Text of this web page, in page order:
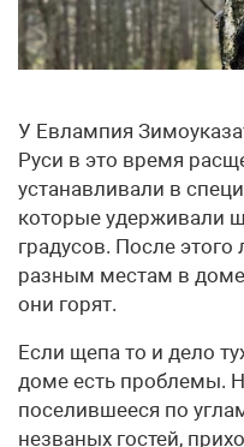
У Евлампия
Руси в это время
устанавливали в
которые удерживали
градусов. После
разным местам в
они горят.
Если щепа то и дело
доме есть проблемы.
поселившееся по
незваных гостей,